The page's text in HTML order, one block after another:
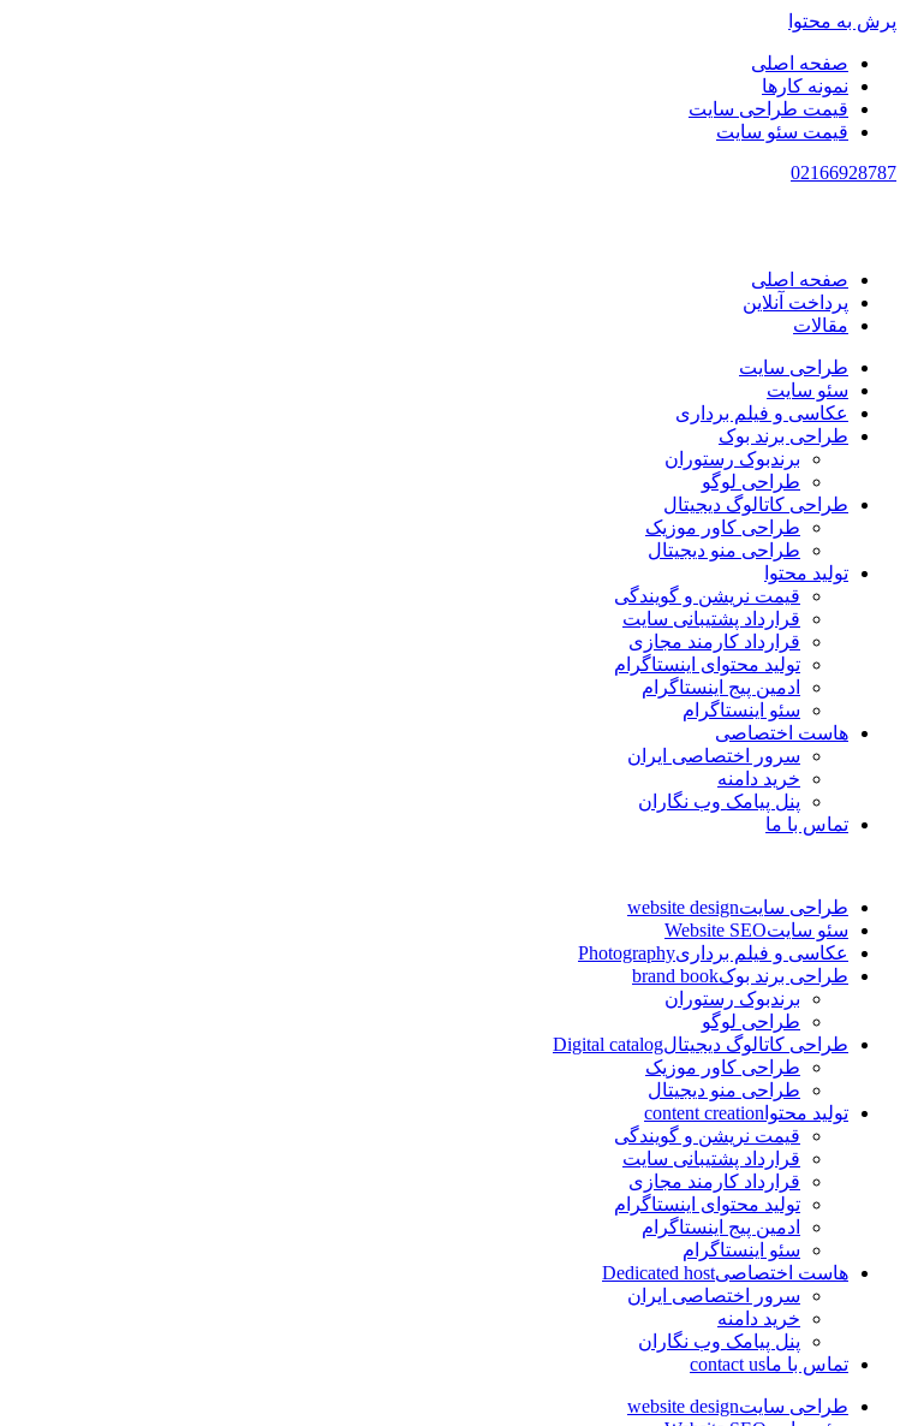
پرش به محتوا
صفحه اصلی
نمونه کارها
قیمت طراحی سایت
قیمت سئو سایت
02166928787
صفحه اصلی
پرداخت آنلاین
مقالات
طراحی سایت
سئو سایت
عکاسی و فیلم برداری
طراحی برند بوک
برندبوک رستوران
طراحی لوگو
طراحی کاتالوگ دیجیتال
طراحی کاور موزیک
طراحی منو دیجیتال
تولید محتوا
قیمت نریشن و گویندگی
قرارداد پشتیبانی سایت
قرارداد کارمند مجازی
تولید محتوای اینستاگرام
ادمین پیج اینستاگرام
سئو اینستاگرام
هاست اختصاصی
سرور اختصاصی ایران
خرید دامنه
پنل پیامک وب نگاران
تماس با ما
طراحی سایتwebsite design
سئو سایتWebsite SEO
عکاسی و فیلم برداریPhotography
طراحی برند بوکbrand book
برندبوک رستوران
طراحی لوگو
طراحی کاتالوگ دیجیتالDigital catalog
طراحی کاور موزیک
طراحی منو دیجیتال
تولید محتوا content creation
قیمت نریشن و گویندگی
قرارداد پشتیبانی سایت
قرارداد کارمند مجازی
تولید محتوای اینستاگرام
ادمین پیج اینستاگرام
سئو اینستاگرام
هاست اختصاصیDedicated host
سرور اختصاصی ایران
خرید دامنه
پنل پیامک وب نگاران
تماس با ماcontact us
طراحی سایتwebsite design